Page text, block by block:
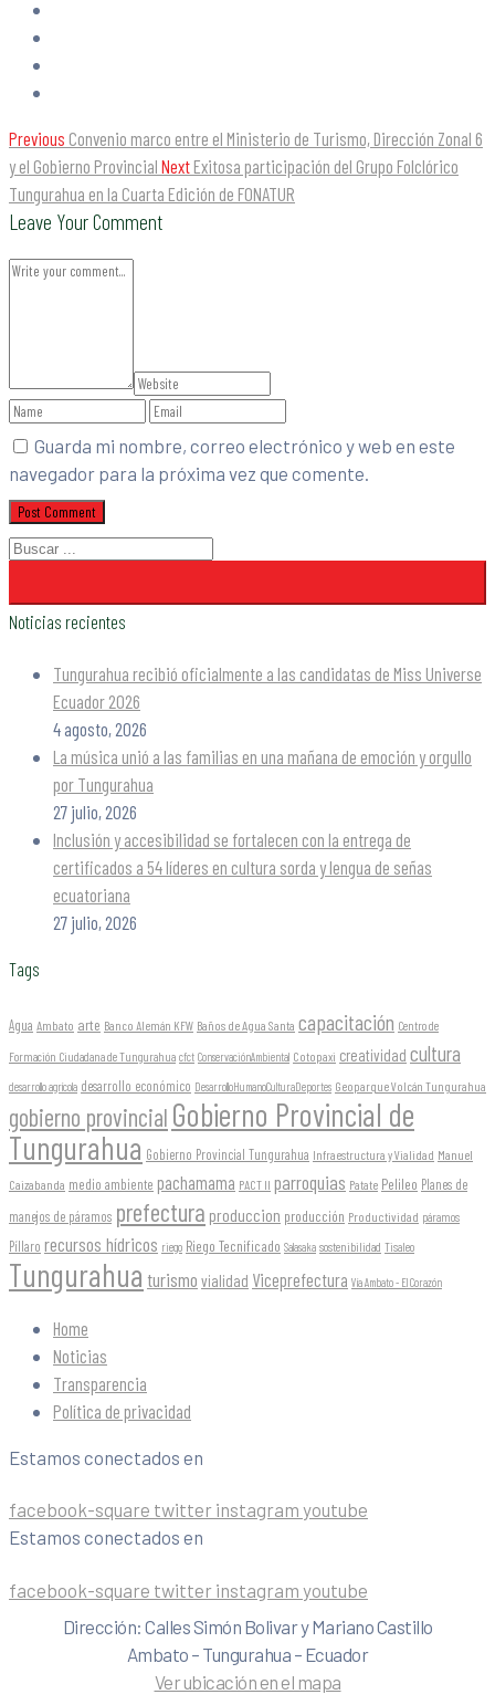
Previous Convenio marco entre el Ministerio de Turismo, Dirección Zonal 6
y el Gobierno Provincial Next Exitosa participación del Grupo Folclórico
Tungurahua en la Cuarta Edición de FONATUR
Leave Your Comment
Guarda mi nombre, correo electrónico y web en este
navegador para la próxima vez que comente.
Noticias recientes
Tungurahua recibió oficialmente a las candidatas de Miss Universe
Ecuador 2026
4 agosto, 2026
La música unió a las familias en una mañana de emoción y orgullo
por Tungurahua
27 julio, 2026
Inclusión y accesibilidad se fortalecen con la entrega de
certificados a 54 líderes en cultura sorda y lengua de señas
ecuatoriana
27 julio, 2026
Tags
Agua Ambato arte Banco Alemán KFW Baños de Agua Santa capacitación Centro de
Formación Ciudadana de Tungurahua cfct ConservaciónAmbiental Cotopaxi creatividad cultura
desarrollo agrícola desarrollo económico DesarrolloHumanoCulturaDeportes Geoparque Volcán Tungurahua
gobierno provincial Gobierno Provincial de
Tungurahua Gobierno Provincial Tungurahua Infraestructura y Vialidad Manuel
Caizabanda medio ambiente pachamama PACT II parroquias Patate Pelileo Planes de
manejos de páramos prefectura produccion producción Productividad páramos
Píllaro recursos hídricos riego Riego Tecnificado Salasaka sostenibilidad Tisaleo
Tungurahua turismo vialidad Viceprefectura Vía Ambato - El Corazón
Home
Noticias
Transparencia
Política de privacidad
Estamos conectados en
facebook-square twitter instagram youtube
Estamos conectados en
facebook-square twitter instagram youtube
Dirección: Calles Simón Bolivar y Mariano Castillo
Ambato – Tungurahua – Ecuador
Ver ubicación en el mapa